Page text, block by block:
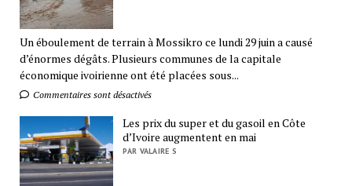
Un éboulement de terrain à Mossikro ce lundi 29 juin a causé
d’énormes dégâts. Plusieurs communes de la capitale
économique ivoirienne ont été placées sous...
Commentaires sont désactivés
Les prix du super et du gasoil en Côte
d’Ivoire augmentent en mai
PAR VALAIRE S